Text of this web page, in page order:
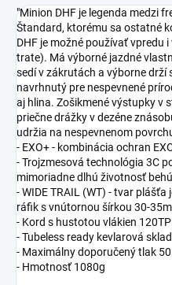
"Minion DHF je legenda medzi
Štandard, ktorému sa ostatné
DHF je možné používať vpredu
trate). Má výborné jazdné
sedí v zákrutách a výborne drží
navrhnutý pre nespevnené
aj hlina. Zošikmené výstupky v
priečne drážky v dezéne
udržia na nespevnenom
- EXO+ - kombinácia ochran
- Trojzmesová technológia 3C
mimoriadne dlhú životnosť
- WIDE TRAIL (WT) - tvar
ráfik s vnútornou šírkou 30-
- Kord s hustotou vlákien
- Tubeless ready kevlarová
- Maximálny doporučený tlak
- Hmotnosť 1080g